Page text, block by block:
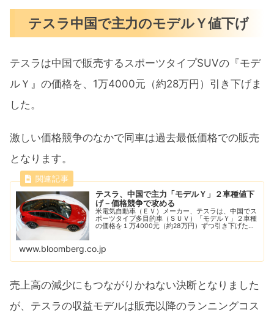
テスラ中国で主力のモデルＹ値下げ
テスラは中国で販売するスポーツタイプSUVの『モデ
ルＹ』の価格を、1万4000元（約28万円）引き下げま
した。
激しい価格競争のなかで同車は過去最低価格での販売
となります。
テスラ、中国で主力「モデルＹ」２車種値下
げ－価格競争で攻める
米電気自動車（ＥＶ）メーカー、テスラは、中国でス
ポーツタイプ多目的車（ＳＵＶ）「モデルＹ」２車種
の価格を１万4000元（約28万円）ずつ引き下げた。
www.bloomberg.co.jp
売上高の減少にもつながりかねない決断となりました
が、テスラの収益モデルは販売以降のランニングコス